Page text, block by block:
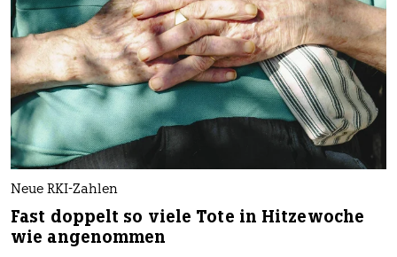
Neue RKI-Zahlen
Fast doppelt so viele Tote in Hitzewoche
wie angenommen